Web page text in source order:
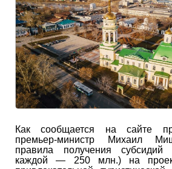
Как сообщается на сайте
премьер-министр Михаил
правила получения субсидий
каждой — 250 млн.) на